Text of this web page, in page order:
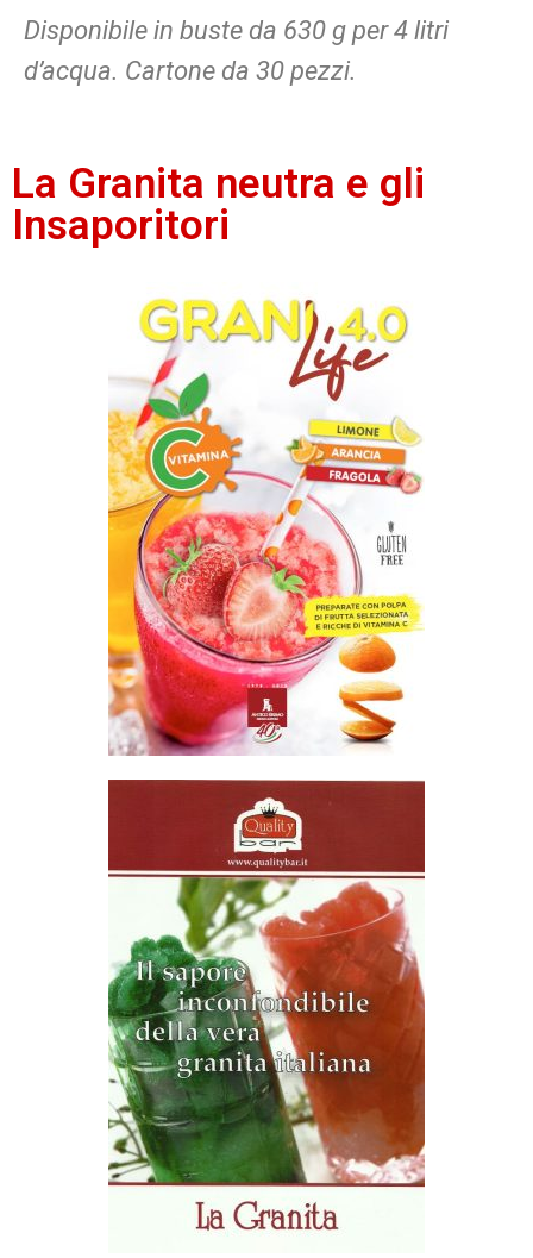
Disponibile in buste da 630 g per 4 litri
d’acqua. Cartone da 30 pezzi.
La Granita neutra e gli
Insaporitori